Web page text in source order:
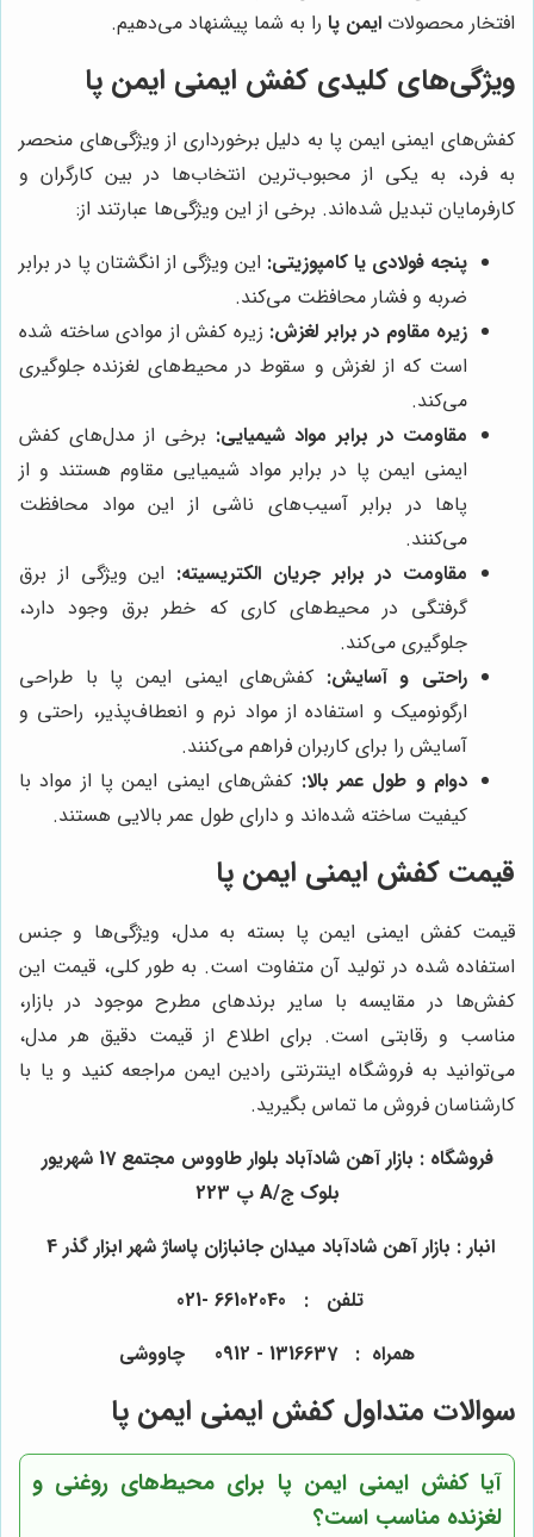
افتخار محصولات ایمن پا را به شما پیشنهاد می‌دهیم.
ویژگی‌های کلیدی کفش ایمنی ایمن پا
کفش‌های ایمنی ایمن پا به دلیل برخورداری از ویژگی‌های منحصر
به فرد، به یکی از محبوب‌ترین انتخاب‌ها در بین کارگران و
کارفرمایان تبدیل شده‌اند. برخی از این ویژگی‌ها عبارتند از:
پنجه فولادی یا کامپوزیتی: این ویژگی از انگشتان پا در برابر
ضربه و فشار محافظت می‌کند.
زیره مقاوم در برابر لغزش: زیره کفش از موادی ساخته شده
است که از لغزش و سقوط در محیط‌های لغزنده جلوگیری
می‌کند.
مقاومت در برابر مواد شیمیایی: برخی از مدل‌های کفش
ایمنی ایمن پا در برابر مواد شیمیایی مقاوم هستند و از
پاها در برابر آسیب‌های ناشی از این مواد محافظت
می‌کنند.
مقاومت در برابر جریان الکتریسیته: این ویژگی از برق
گرفتگی در محیط‌های کاری که خطر برق وجود دارد،
جلوگیری می‌کند.
راحتی و آسایش: کفش‌های ایمنی ایمن پا با طراحی
ارگونومیک و استفاده از مواد نرم و انعطاف‌پذیر، راحتی و
آسایش را برای کاربران فراهم می‌کنند.
دوام و طول عمر بالا: کفش‌های ایمنی ایمن پا از مواد با
کیفیت ساخته شده‌اند و دارای طول عمر بالایی هستند.
قیمت کفش ایمنی ایمن پا
قیمت کفش ایمنی ایمن پا بسته به مدل، ویژگی‌ها و جنس
استفاده شده در تولید آن متفاوت است. به طور کلی، قیمت این
کفش‌ها در مقایسه با سایر برندهای مطرح موجود در بازار،
مناسب و رقابتی است. برای اطلاع از قیمت دقیق هر مدل،
می‌توانید به فروشگاه اینترنتی رادین ایمن مراجعه کنید و یا با
کارشناسان فروش ما تماس بگیرید.
فروشگاه : بازار آهن شادآباد بلوار طاووس مجتمع 17 شهریور
بلوک ج/A پ 223
انبار : بازار آهن شادآباد میدان جانبازان پاساژ شهر ابزار گذر 4
تلفن : 66102040 -021
همراه : 1316637 - 0912 چاووشی
سوالات متداول کفش ایمنی ایمن پا
آیا کفش ایمنی ایمن پا برای محیط‌های روغنی و
لغزنده مناسب است؟